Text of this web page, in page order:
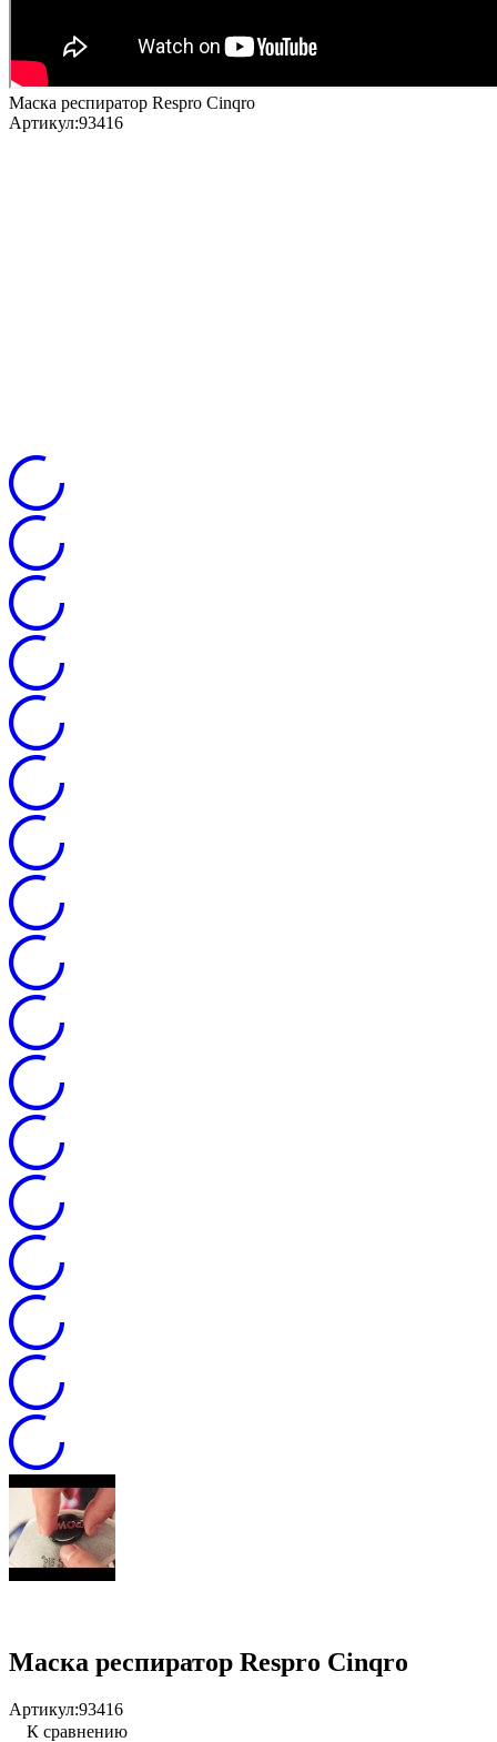
Маска респиратор Respro Cinqro
Артикул:93416
Маска респиратор Respro Cinqro
Артикул:93416
К сравнению